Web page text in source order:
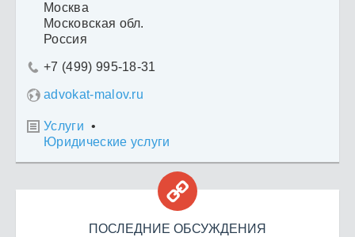
Москва
Московская обл.
Россия
 +7 (499) 995-18-31
advokat-malov.ru
 Услуги •
Юридические услуги

ПОСЛЕДНИЕ ОБСУЖДЕНИЯ